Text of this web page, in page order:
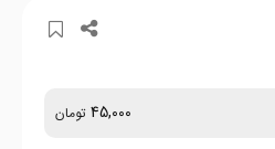
45,000 تومان